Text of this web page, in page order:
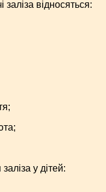
заліза відносяться:
у дітей: